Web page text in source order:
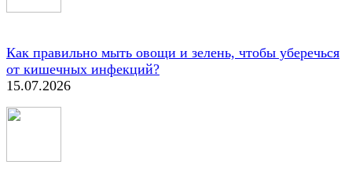
Как правильно мыть овощи и зелень, чтобы уберечься
от кишечных инфекций?
15.07.2026